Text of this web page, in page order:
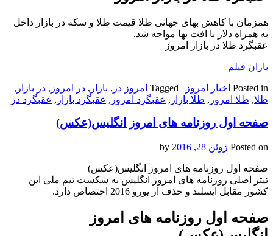
همزمان با کاهش بهای جهانی طلا قیمت طلا و سکه در بازار داخل
به همراه دلار با افت بها مواجه شد.
عقبگرد طلا در بازار امروز
باران فیلم
Posted in اخبار امروز |
Tagged امروز در , بازار , در امروز , در بازار ,
طلا, طلا امروز , طلا بازار , عقبگرد امروز , عقبگرد بازار , عقبگرد در
صفحه اول روزنامه های امروز انگلیس(عکس)
Posted on ژوئن 28, 2016
صفحه اول روزنامه های امروز انگلیس(عکس)
تیتر اصلی روزنامه های امروز انگلیس به شکست تیم ملی این
کشور مقابل ایسلند و حذف از یورو 2016 اختصاص دارد.
صفحه اول روزنامه های امروز